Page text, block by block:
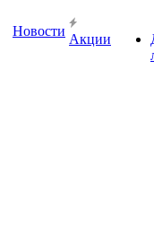
Новости
Акции